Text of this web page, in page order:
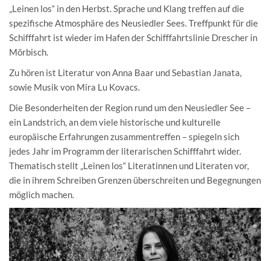
„Leinen los“ in den Herbst. Sprache und Klang treffen auf die
spezifische Atmosphäre des Neusiedler Sees. Treffpunkt für die
Schifffahrt ist wieder im Hafen der Schifffahrtslinie Drescher in
Mörbisch.
Zu hören ist Literatur von Anna Baar und Sebastian Janata,
sowie Musik von Mira Lu Kovacs.
Die Besonderheiten der Region rund um den Neusiedler See –
ein Landstrich, an dem viele historische und kulturelle
europäische Erfahrungen zusammentreffen – spiegeln sich
jedes Jahr im Programm der literarischen Schifffahrt wider.
Thematisch stellt „Leinen los“ Literatinnen und Literaten vor,
die in ihrem Schreiben Grenzen überschreiten und Begegnungen
möglich machen.